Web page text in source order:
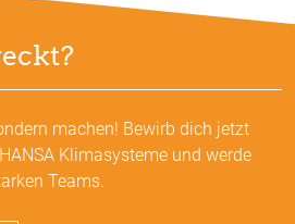
machen! Bewirb dich jetzt
Klimasysteme und werde
Teams.